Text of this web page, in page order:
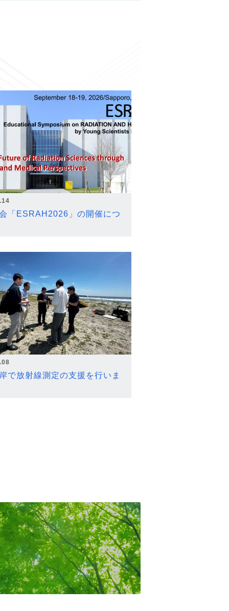
「ESRAH2026」の開催につ
で放射線測定の支援を行いま